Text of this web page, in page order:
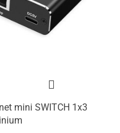
mini SWITCH 1x3